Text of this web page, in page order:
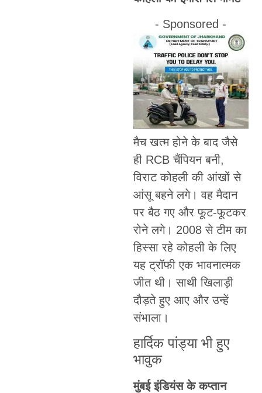
- Sponsored -
मैच खत्म होने के बाद जैसे
ही RCB चैंपियन बनी,
विराट कोहली की आंखों से
आंसू बहने लगे। वह मैदान
पर बैठ गए और फूट-फूटकर
रोने लगे। 2008 से टीम का
हिस्सा रहे कोहली के लिए
यह ट्रॉफी एक भावनात्मक
जीत थी। साथी खिलाड़ी
दौड़ते हुए आए और उन्हें
संभाला।
हार्दिक पांड्या भी हुए
भावुक
मुंबई इंडियंस के कप्तान